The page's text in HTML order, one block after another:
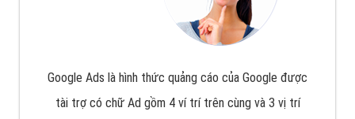
Google Ads là hình thức quảng cáo của Google được
tài trợ có chữ Ad gồm 4 ví trí trên cùng và 3 vị trí